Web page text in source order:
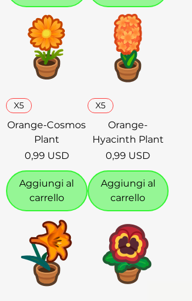
X5
Orange-Cosmos
Plant
Prezzo
0,99 USD
Aggiungi al
carrello
X5
Orange-
Hyacinth Plant
Prezzo
0,99 USD
Aggiungi al
carrello